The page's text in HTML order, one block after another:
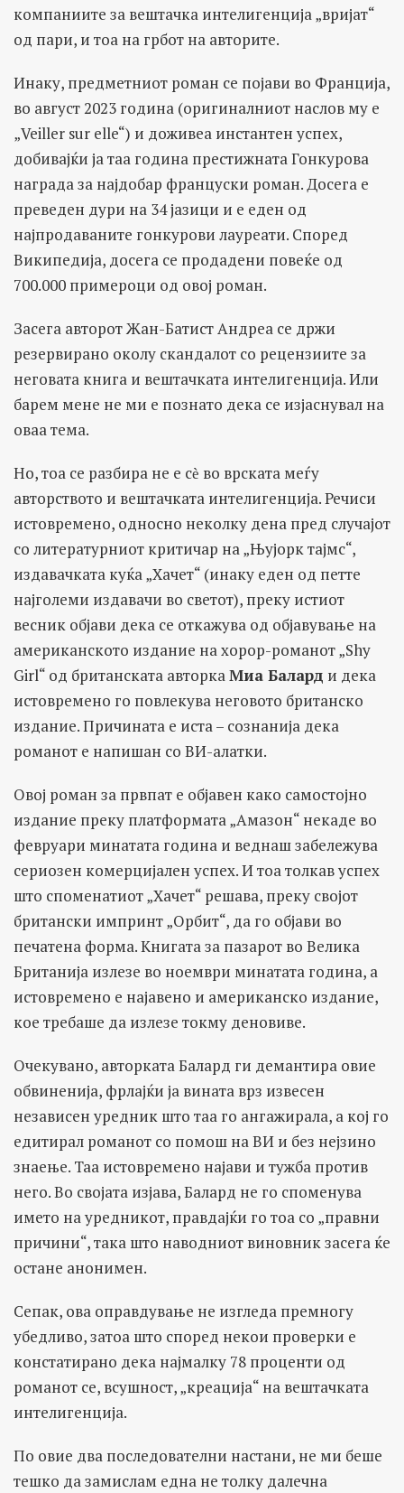
компаниите за вештачка интелигенција „вријат“
од пари, и тоа на грбот на авторите.
Инаку, предметниот роман се појави во Франција,
во август 2023 година (оригиналниот наслов му е
„Veiller sur elle“) и доживеа инстантен успех,
добивајќи ја таа година престижната Гонкурова
награда за најдобар француски роман. Досега е
преведен дури на 34 јазици и е еден од
најпродаваните гонкурови лауреати. Според
Википедија, досега се продадени повеќе од
700.000 примероци од овој роман.
Засега авторот Жан-Батист Андреа се држи
резервирано околу скандалот со рецензиите за
неговата книга и вештачката интелигенција. Или
барем мене не ми е познато дека се изјаснувал на
оваа тема.
Но, тоа се разбира не е сѐ во врската меѓу
авторството и вештачката интелигенција. Речиси
истовремено, односно неколку дена пред случајот
со литературниот критичар на „Њујорк тајмс“,
издавачката куќа „Хачет“ (инаку еден од петте
најголеми издавачи во светот), преку истиот
весник објави дека се откажува од објавување на
американското издание на хорор-романот „Shy
Girl“ од британската авторкаМиа Балард и дека
истовремено го повлекува неговото британско
издание. Причината е иста – сознанија дека
романот е напишан со ВИ-алатки.
Овој роман за првпат е објавен како самостојно
издание преку платформата „Амазон“ некаде во
февруари минатата година и веднаш забележува
сериозен комерцијален успех. И тоа толкав успех
што споменатиот „Хачет“ решава, преку својот
британски импринт „Орбит“, да го објави во
печатена форма. Книгата за пазарот во Велика
Британија излезе во ноември минатата година, а
истовремено е најавено и американско издание,
кое требаше да излезе токму деновиве.
Очекувано, авторката Балард ги демантира овие
обвиненија, фрлајќи ја вината врз извесен
независен уредник што таа го ангажирала, а кој го
едитирал романот со помош на ВИ и без нејзино
знаење. Таа истовремено најави и тужба против
него. Во својата изјава, Балард не го споменува
името на уредникот, правдајќи го тоа со „правни
причини“, така што наводниот виновник засега ќе
остане анонимен.
Сепак, ова оправдување не изгледа премногу
убедливо, затоа што според некои проверки е
констатирано дека најмалку 78 проценти од
романот се, всушност, „креација“ на вештачката
интелигенција.
По овие два последователни настани, не ми беше
тешко да замислам една не толку далечна